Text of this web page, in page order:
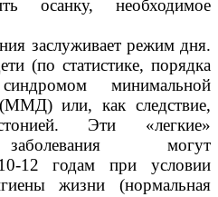
осанку, необходимое
заслуживает режим дня.
(по статистике, порядка
минимальной
или, как следствие,
Эти «легкие»
заболевания могут
12 годам при условии
жизни (нормальная